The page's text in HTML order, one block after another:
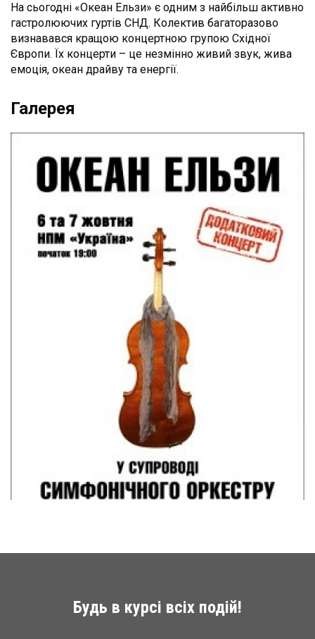
На сьогодні «Океан Ельзи» є одним з найбільш активно
гастролюючих гуртів СНД. Колектив багаторазово
визнавався кращою концертною групою Східної
Європи. Їх концерти – це незмінно живий звук, жива
емоція, океан драйву та енергії.
Галерея
Будь в курсі всіх подій!